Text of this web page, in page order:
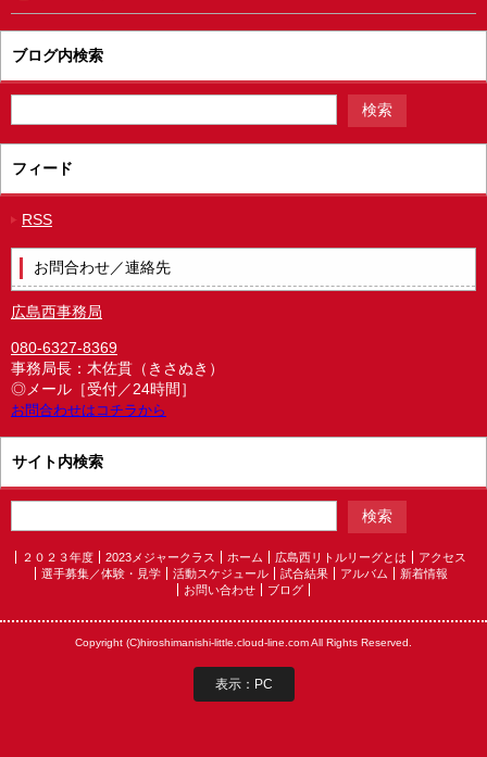
ブログ内検索
フィード
RSS
お問合わせ／連絡先
広島西事務局
080-6327-8369
事務局長：木佐貫（きさぬき）
◎メール［受付／24時間］
お問合わせはコチラから
サイト内検索
２０２３年度 2023メジャークラス ホーム 広島西リトルリーグとは
アクセス
選手募集／体験・見学
活動スケジュール 試合結果 アルバム
新着情報
お問い合わせ
ブログ
Copyright (C)hiroshimanishi-little.cloud-line.com All Rights Reserved.
表示：PC